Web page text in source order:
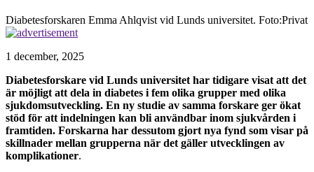
Diabetesforskaren Emma Ahlqvist vid Lunds universitet. Foto:Privat
1 december, 2025
Diabetesforskare vid Lunds universitet har tidigare visat att det
är möjligt att dela in diabetes i fem olika grupper med olika
sjukdomsutveckling. En ny studie av samma forskare ger ökat
stöd för att indelningen kan bli användbar inom sjukvården i
framtiden. Forskarna har dessutom gjort nya fynd som visar på
skillnader mellan grupperna när det gäller utvecklingen av
komplikationer.